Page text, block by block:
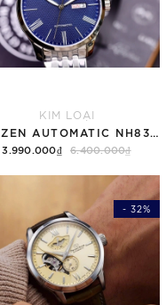
KIM LOẠI
3.990.000₫ 6.400.000₫
- 32%